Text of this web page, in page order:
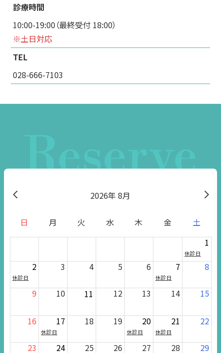
診療時間
10:00-19:00（最終受付 18:00）
※土日対応
TEL
028-666-7103
Reserve
2026 8月
日 月 火 水 木 金
土
1
休診日
2
休診日
3 4 5 6 7
休診日
8
9 10 11 12 13 14 15
16 17
休診日
18 19 20
休診日
21
休診日
22
23 24 25 26 27 28 29